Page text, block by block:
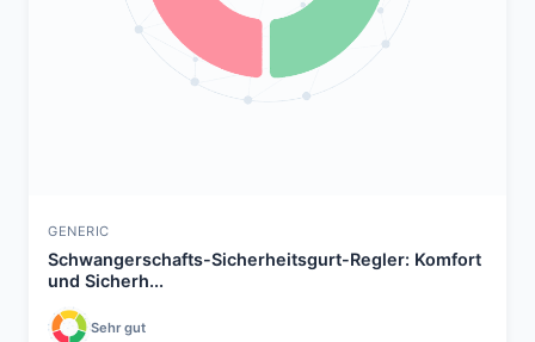
GENERIC
Schwangerschafts-Sicherheitsgurt-Regler: Komfort
und Sicherh...
Sehr gut